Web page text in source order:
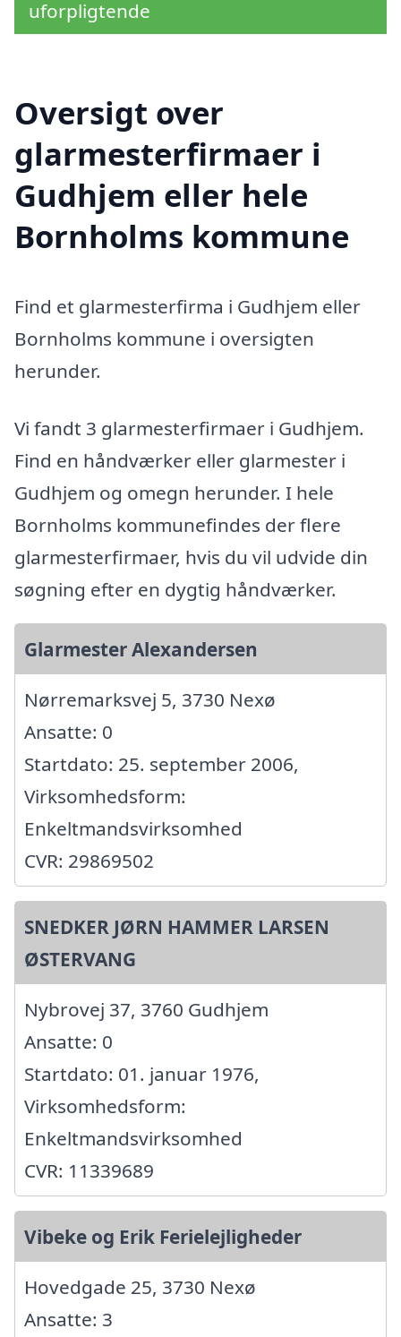
uforpligtende
Oversigt over
glarmesterfirmaer i
Gudhjem eller hele
Bornholms kommune
Find et glarmesterfirma i Gudhjem eller
Bornholms kommune i oversigten
herunder.
Vi fandt 3 glarmesterfirmaer i Gudhjem.
Find en håndværker eller glarmester i
Gudhjem og omegn herunder. I hele
Bornholms kommunefindes der flere
glarmesterfirmaer, hvis du vil udvide din
søgning efter en dygtig håndværker.
Glarmester Alexandersen
Nørremarksvej 5, 3730 Nexø
Ansatte: 0
Startdato: 25. september 2006,
Virksomhedsform:
Enkeltmandsvirksomhed
CVR: 29869502
SNEDKER JØRN HAMMER LARSEN
ØSTERVANG
Nybrovej 37, 3760 Gudhjem
Ansatte: 0
Startdato: 01. januar 1976,
Virksomhedsform:
Enkeltmandsvirksomhed
CVR: 11339689
Vibeke og Erik Ferielejligheder
Hovedgade 25, 3730 Nexø
Ansatte: 3